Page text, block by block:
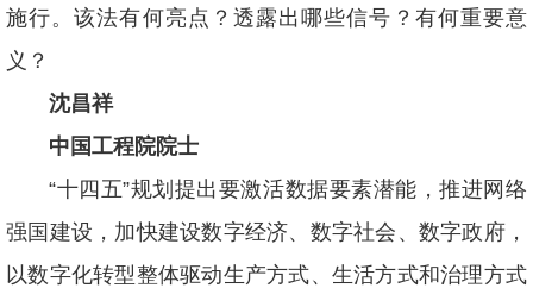
施行。该法有何亮点？透露出哪些信号？有何重要意
义？
沈昌祥
中国工程院院士
“十四五”规划提出要激活数据要素潜能，推进网络
强国建设，加快建设数字经济、数字社会、数字政府，
以数字化转型整体驱动生产方式、生活方式和治理方式